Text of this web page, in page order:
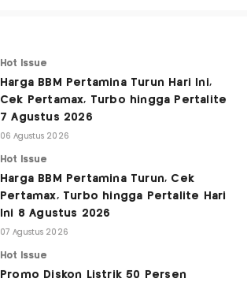
Hot Issue
Harga BBM Pertamina Turun Hari Ini,
Cek Pertamax, Turbo hingga Pertalite
7 Agustus 2026
06 Agustus 2026
Hot Issue
Harga BBM Pertamina Turun, Cek
Pertamax, Turbo hingga Pertalite Hari
Ini 8 Agustus 2026
07 Agustus 2026
Hot Issue
Promo Diskon Listrik 50 Persen